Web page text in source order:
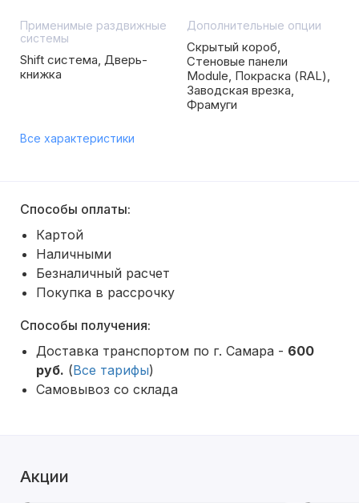
Применимые раздвижные
системы
Shift система, Дверь-
книжка
Дополнительные опции
Скрытый короб,
Стеновые панели
Module, Покраска (RAL),
Заводская врезка,
Фрамуги
Все характеристики
Способы оплаты:
Картой
Наличными
Безналичный расчет
Покупка в рассрочку
Способы получения:
Доставка транспортом по г. Самара - 600
руб. (Все тарифы)
Самовывоз со склада
Акции